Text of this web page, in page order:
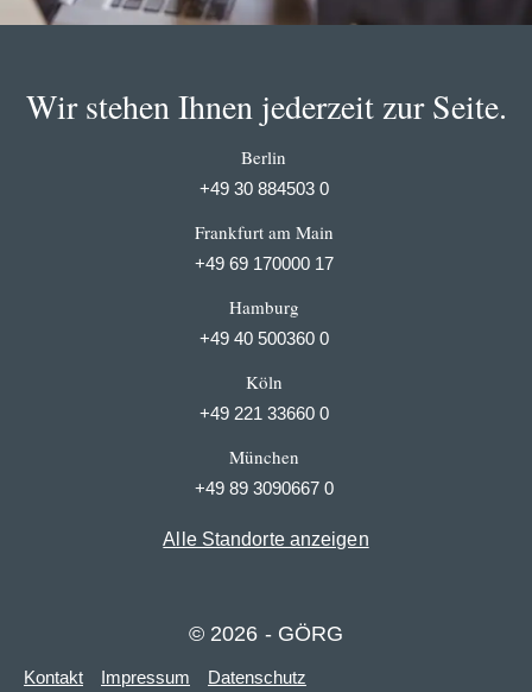
Wir stehen Ihnen jederzeit zur Seite.
Berlin
+49 30 884503 0
Frankfurt am Main
+49 69 170000 17
Hamburg
+49 40 500360 0
Köln
+49 221 33660 0
München
+49 89 3090667 0
Alle Standorte anzeigen
© 2026 - GÖRG
Kontakt Impressum Datenschutz